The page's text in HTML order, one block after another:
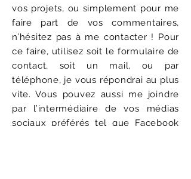
vos projets, ou simplement pour me
faire part de vos commentaires,
n’hésitez pas à me contacter ! Pour
ce faire, utilisez soit le formulaire de
contact, soit un mail, ou par
téléphone, je vous répondrai au plus
vite. Vous pouvez aussi me joindre
par l’intermédiaire de vos médias
sociaux préférés tel que Facebook